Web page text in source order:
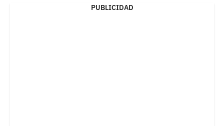
PUBLICIDAD